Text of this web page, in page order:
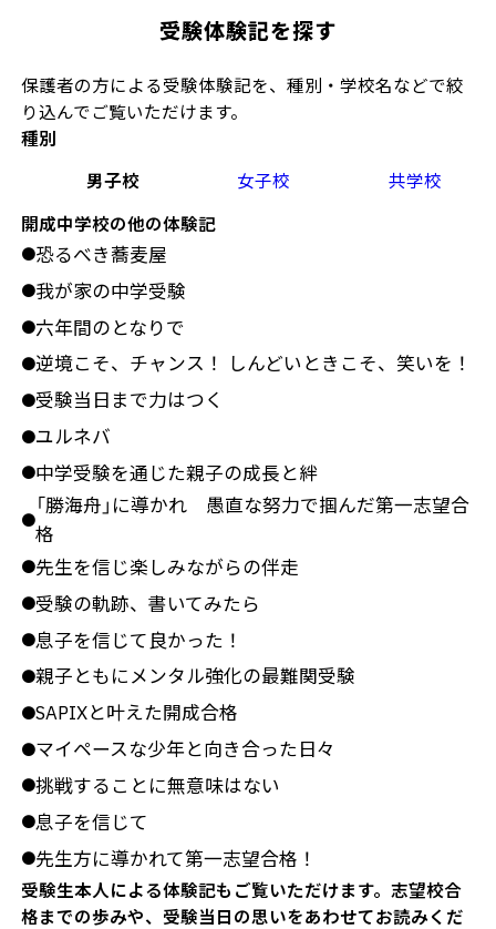
受験体験記を探す
保護者の方による受験体験記を、種別・学校名などで絞
り込んでご覧いただけます。
種別
男子校
女子校
共学校
開成中学校の他の体験記
●恐るべき蕎麦屋
●我が家の中学受験
●六年間のとなりで
●逆境こそ、チャンス！ しんどいときこそ、笑いを！
●受験当日まで力はつく
●ユルネバ
●中学受験を通じた親子の成長と絆
●
「勝海舟」に導かれ 愚直な努力で掴んだ第一志望合
格
●先生を信じ楽しみながらの伴走
●受験の軌跡、書いてみたら
●息子を信じて良かった！
●親子ともにメンタル強化の最難関受験
●SAPIXと叶えた開成合格
●マイペースな少年と向き合った日々
●挑戦することに無意味はない
●息子を信じて
●先生方に導かれて第一志望合格！
受験生本人による体験記もご覧いただけます。志望校合
格までの歩みや、受験当日の思いをあわせてお読みくだ